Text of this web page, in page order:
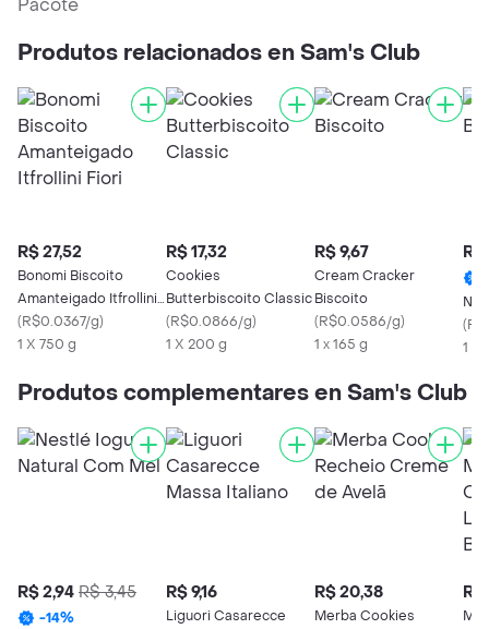
Pacote
Produtos relacionados en Sam's Club
R$ 27,52
Bonomi Biscoito
Amanteigado Itfrollini
Fiori
(R$0.0367/g)
1 X 750 g
R$ 17,32
Cookies
Butterbiscoito Classic
(R$0.0866/g)
1 X 200 g
R$ 9,67
Cream Cracker
Biscoito
(R$0.0586/g)
1 x 165 g
R$
(
1 x
Produtos complementares en Sam's Club
R$ 2,94 R$ 3,45
-14%
R$ 9,16
Liguori Casarecce
R$ 20,38
Merba Cookies
R$